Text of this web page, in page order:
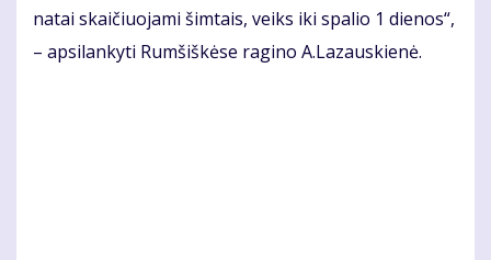
na­tai skai­čiuo­ja­mi šim­tais, veiks iki spa­lio 1 die­nos“,
– ap­si­lan­ky­ti Rum­šiš­kė­se ra­gi­no A.La­zaus­kie­nė.